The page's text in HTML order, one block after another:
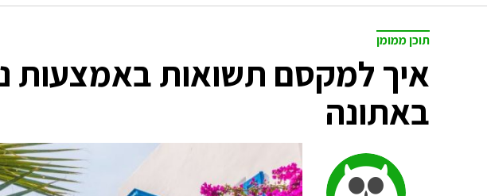
תוכן ממומן
איך למקסם תשואות באמצעות
באתונה